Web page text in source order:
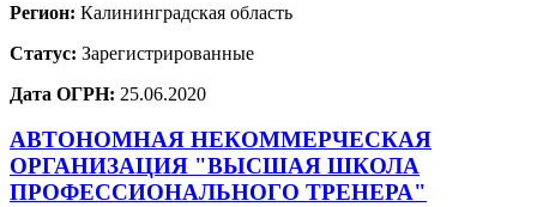
Регион: Калининградская область
Статус: Зарегистрированные
Дата ОГРН: 25.06.2020
АВТОНОМНАЯ НЕКОММЕРЧЕСКАЯ
ОРГАНИЗАЦИЯ "ВЫСШАЯ ШКОЛА
ПРОФЕССИОНАЛЬНОГО ТРЕНЕРА"